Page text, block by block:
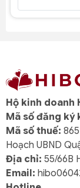
Hộ kinh doanh
Mã số đăng ký
Mã số thuế:
Hoạch UBND
Địa chỉ: 55/66B
Email: